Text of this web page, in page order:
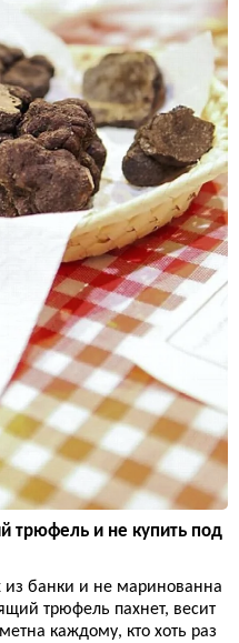
трюфель и не купить под
банки и не маринованна
трюфель пахнет, весит
каждому, кто хоть раз